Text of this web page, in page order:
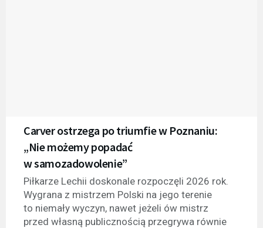
Carver ostrzega po triumfie w Poznaniu:
„Nie możemy popadać
w samozadowolenie”
Piłkarze Lechii doskonale rozpoczęli 2026 rok.
Wygrana z mistrzem Polski na jego terenie
to niemały wyczyn, nawet jeżeli ów mistrz
przed własną publicznością przegrywa równie